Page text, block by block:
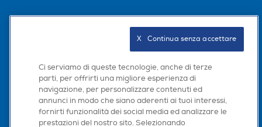
Scarica la nostra app
Ci serviamo di queste tecnologie, anche di terze
parti, per offrirti una migliore esperienza di
navigazione, per personalizzare contenuti ed
annunci in modo che siano aderenti ai tuoi interessi,
fornirti funzionalità dei social media ed analizzare le
prestazioni del nostro sito. Selezionando
X   Continua senza accettare